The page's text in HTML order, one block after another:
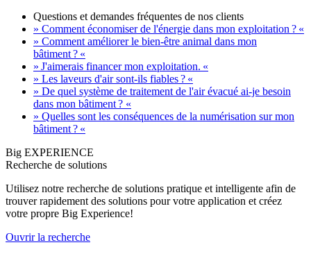
Questions et demandes fréquentes de nos clients
» Comment économiser de l'énergie dans mon exploitation ? «
» Comment améliorer le bien-être animal dans mon
bâtiment ? «
» J'aimerais financer mon exploitation. «
» Les laveurs d'air sont-ils fiables ? «
» De quel système de traitement de l'air évacué ai-je besoin
dans mon bâtiment ? «
» Quelles sont les conséquences de la numérisation sur mon
bâtiment ? «
Big EXPERIENCE
Recherche de solutions
Utilisez notre recherche de solutions pratique et intelligente afin de
trouver rapidement des solutions pour votre application et créez
votre propre Big Experience!
Ouvrir la recherche